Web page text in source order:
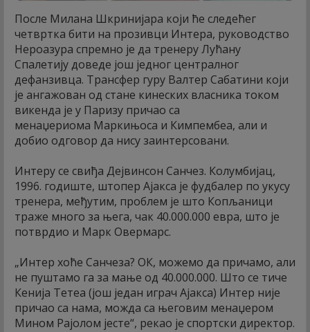
После Милана Шкринијара који ће следећег
четвртка бити на прозивци Интера, руководство
Нероазура спремно је да тренеру Лућану
Спалетију доведе још једног централног
дефанзивца. Трансфер гуру Валтер Сабатини који
је ангажован од стане кинеских власника током
викенда је у Паризу причао са
менаџериома Маркињоса и Кимпембеа, али и
добио одговор да нису заинтерсовани.
Интеру се свиђа Дејвинсон Санчез. Колумбијац,
1996. годиште, штопер Ајакса је фудбалер по укусу
тренера, међутим, проблем је што Копљаници
траже много за њега, чак 40.000.000 евра, што је
потврдио и Марк Овермарс.
„Интер хоће Санчеза? ОК, можемо да причамо, али
не пуштамо га за мање од 40.000.000. Што се тиче
Кенија Тетеа (још један играч Ајакса) Интер није
причао са нама, можда са његовим менаџером
Мином Рајолом јесте“, рекао је спортски директор.